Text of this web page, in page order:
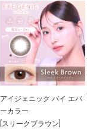
アイジェニック バイ エバ
ーカラー
[スリークブラウン]